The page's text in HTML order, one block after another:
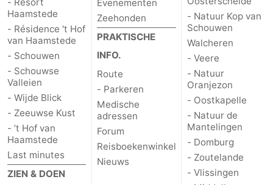
-
Natuur
Hollands
Duin
-
Noordwijk
-
Katwijk
-
Scheveningen
-
Den
Haag
-
Rotterdam
-
Haamstede
- Résidence 't Hof
van Haamstede
- Schouwen
- Schouwse
Valleien
- Wijde Blick
- Zeeuwse Kust
- ’t Hof van
Haamstede
Last minutes
ZIEN & DOEN
Evenementen
Zeehonden
PRAKTISCHE
INFO.
Route
- Parkeren
Medische
adressen
Forum
Reisboekenwinkel
Nieuws
- Natuur Kop van
Schouwen
Walcheren
- Veere
- Natuur
Oranjezon
- Oostkapelle
- Natuur de
Mantelingen
- Domburg
- Zoutelande
- Vlissingen